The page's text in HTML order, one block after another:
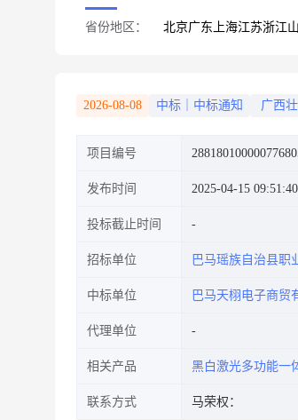
省份地区： 北京广东 上海江苏浙江
2026-08-08 中标｜中标通知 广西
项目编号
发布时间 2025-04-15 09:51:40
投标截止时间
招标单位 巴马瑶族自治县职
中标单位 巴马天栩电子商贸
代理单位
相关产品 黑白激光多功能一
联系方式 马荣权：